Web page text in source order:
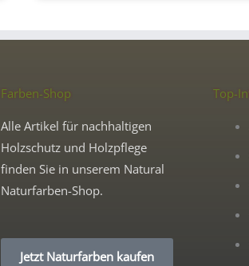
Farben-Shop
Alle Artikel für nachhaltigen
Holzschutz und Holzpflege
finden Sie in unserem Natural
Naturfarben-Shop.
Jetzt Naturfarben kaufen
Top-